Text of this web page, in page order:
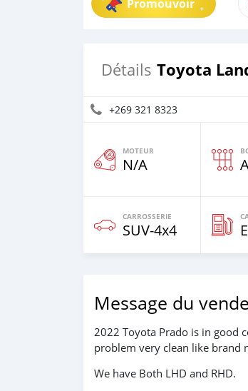
Promouvoir
Détails Toyota
+269 321 8323
MOTEUR
N/A
CARROSSERIE
SUV‒4x4
Message du
2022 Toyota Prado is in good
problem very clean like brand
We have Both LHD and RHD.